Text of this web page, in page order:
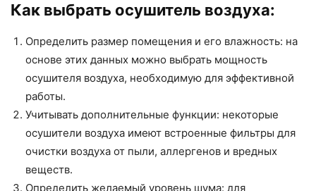
Как выбрать осушитель воздуха:
Определить размер помещения и его влажность: на
основе этих данных можно выбрать мощность
осушителя воздуха, необходимую для эффективной
работы.
Учитывать дополнительные функции: некоторые
осушители воздуха имеют встроенные фильтры для
очистки воздуха от пыли, аллергенов и вредных
веществ.
Определить желаемый уровень шума: для